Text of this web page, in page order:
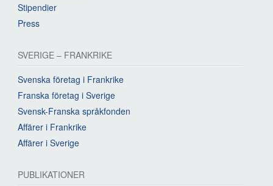
Stipendier
Press
SVERIGE – FRANKRIKE
Svenska företag i Frankrike
Franska företag i Sverige
Svensk-Franska språkfonden
Affärer i Frankrike
Affärer i Sverige
PUBLIKATIONER